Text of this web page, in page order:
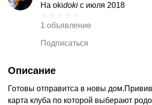
На okidoki с июля 2018
1 объявление
Подписаться
Описание
Готовы отправитса в новы
карта клуба по которой выберают